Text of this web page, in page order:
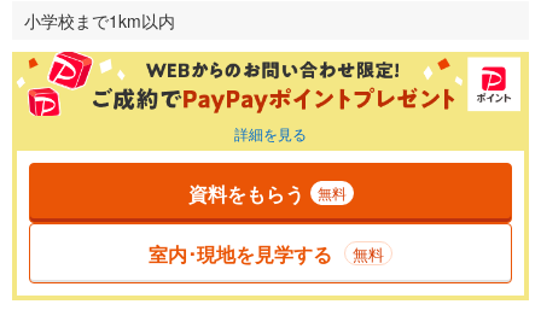
小学校まで1km以内
詳細を見る
資料をもらう 無料
室内･現地を見学する 無料